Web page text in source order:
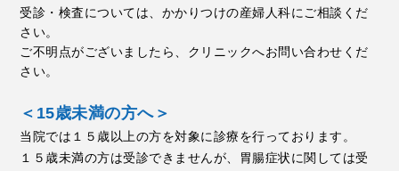
受診・検査については、かかりつけの産婦人科にご相談くだ
さい。
ご不明点がございましたら、クリニックへお問い合わせくだ
さい。
＜15歳未満の方へ＞
当院では１５歳以上の方を対象に診療を行っております。
１５歳未満の方は受診できませんが、胃腸症状に関しては受